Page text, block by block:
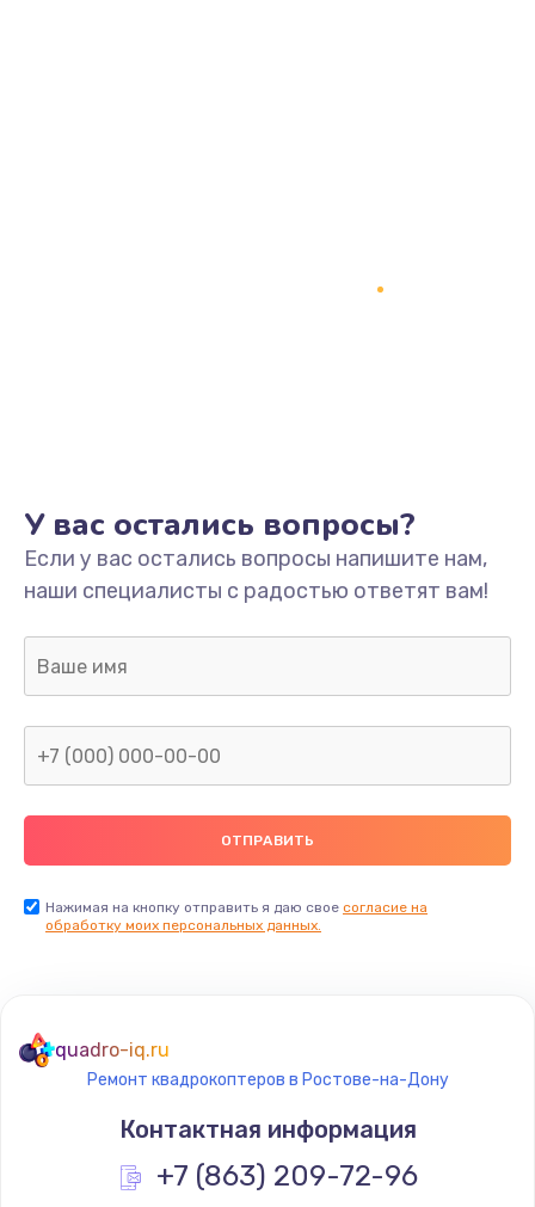
У вас остались вопросы?
Если у вас остались вопросы напишите нам,
наши специалисты с радостью ответят вам!
Нажимая на кнопку отправить я даю свое согласие на
обработку моих персональных данных.
quadro-iq.ru
Ремонт квадрокоптеров в Ростове-на-Дону
Контактная информация
+7 (863) 209-72-96